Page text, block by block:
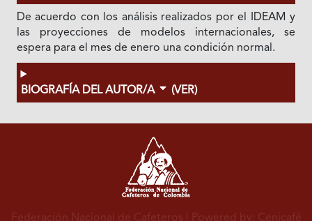
De acuerdo con los análisis realizados por el IDEAM y
las proyecciones de modelos internacionales, se
espera para el mes de enero una condición normal.
BIOGRAFÍA DEL AUTOR/A (VER)
Federación Nacional de Cafeteros | Powered by: Cenicafé